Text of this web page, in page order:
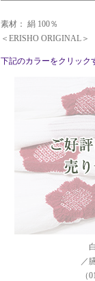
素材： 絹 100％
＜ERISHO ORIGINAL＞
下記のカラーをクリック
白
／
（